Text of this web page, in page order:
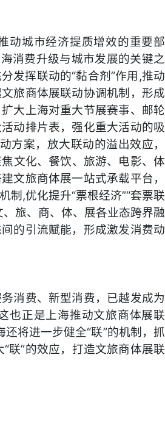
动城市经济提质增效的重要部
消费升级与城市发展的关键之
发挥联动的“黏合剂”作用,推动
旅商体展联动协调机制，形成
大上海对重大节展赛事、邮轮
动排片表，强化重大活动的吸
方案，放大联动的溢出效应，
文化、餐饮、旅游、电影、体
文旅商体展一站式承载平台，
制,优化提升“票根经济”“套票联
旅、商、体、展各业态跨界融
的引流赋能，形成激发消费动
消费、新型消费，已越发成为
也正是上海推动文旅商体展联
将进一步健全“联”的机制，抓
“联”的效应，打造文旅商体展联